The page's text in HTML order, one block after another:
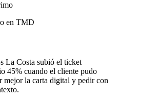
en TMD
La Costa subió el ticket
45% cuando el cliente pudo
mejor la carta digital y pedir con